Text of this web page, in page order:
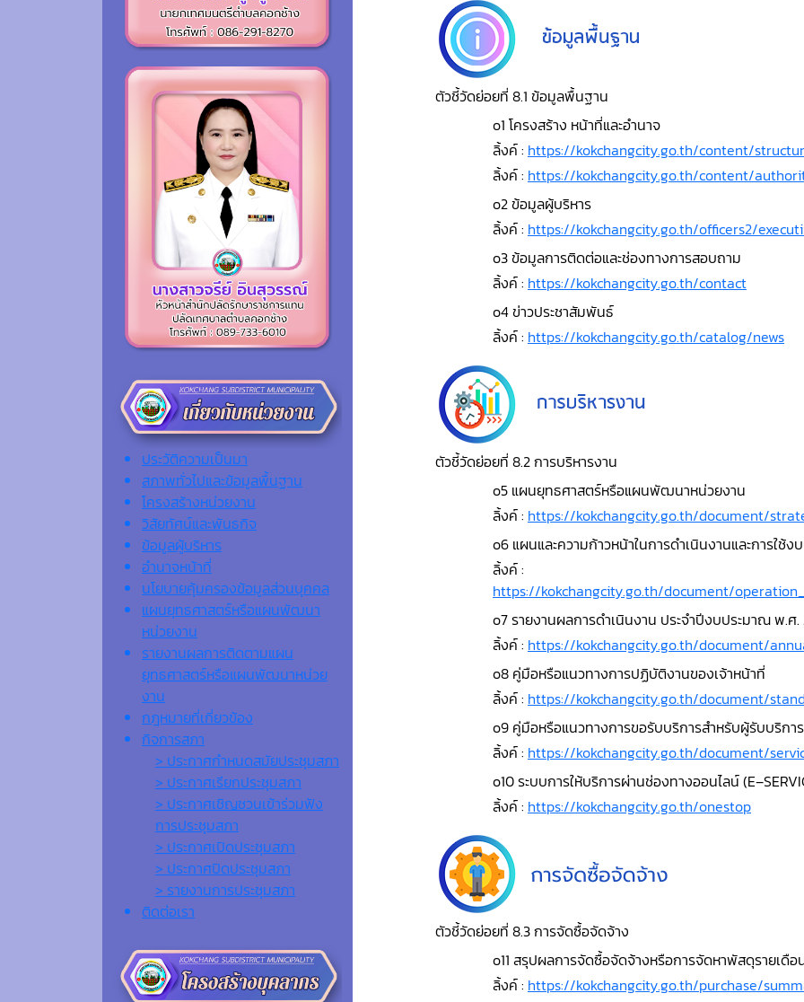
ประวัติความเป็นมา
สภาพทั่วไปและข้อมูลพื้นฐาน
โครงสร้างหน่วยงาน
วิสัยทัศน์และพันธกิจ
ข้อมูลผู้บริหาร
อำนาจหน้าที่
นโยบายคุ้มครองข้อมูลส่วนบุคคล
แผนยุทธศาสตร์หรือแผนพัฒนา
หน่วยงาน
รายงานผลการติดตามแผน
ยุทธศาสตร์หรือแผนพัฒนาหน่วย
งาน
กฎหมายที่เกี่ยวข้อง
กิจการสภา
> ประกาศกำหนดสมัยประชุมสภา
> ประกาศเรียกประชุมสภา
> ประกาศเชิญชวนเข้าร่วมฟัง
การประชุมสภา
> ประกาศเปิดประชุมสภา
> ประกาศปิดประชุมสภา
> รายงานการประชุมสภา
ติดต่อเรา
ตัวชี้วัดย่อยที่ 8.1 ข้อมูลพื้นฐาน
o1 โครงสร้าง หน้าที่และอำนาจ
ลิ้งค์ : https://kokchangcity.go.th/content/
ลิ้งค์ : https://kokchangcity.go.th/content/
o2 ข้อมูลผู้บริหาร
ลิ้งค์ : https://kokchangcity.go.th/officers2/
o3 ข้อมูลการติดต่อและช่องทางการสอบถาม
ลิ้งค์ : https://kokchangcity.go.th/contact
o4 ข่าวประชาสัมพันธ์
ลิ้งค์ : https://kokchangcity.go.th/catalog/news
ตัวชี้วัดย่อยที่ 8.2 การบริหารงาน
o5 แผนยุทธศาสตร์หรือแผนพัฒนาหน่วยงาน
ลิ้งค์ : https://kokchangcity.go.th/document/
o6 แผนและความก้าวหน้าในการดำเนินงานและการใ
ลิ้งค์ :
https://kokchangcity.go.th/document/
o7 รายงานผลการดำเนินงาน ประจำปีงบประมาณ พ.ศ.
ลิ้งค์ : https://kokchangcity.go.th/document/
o8 คู่มือหรือแนวทางการปฏิบัติงานของเจ้าหน้าที่
ลิ้งค์ : https://kokchangcity.go.th/document/
o9 คู่มือหรือแนวทางการขอรับบริการสำหรับผู้รับบริก
ลิ้งค์ : https://kokchangcity.go.th/document/
o10 ระบบการให้บริการผ่านช่องทางออนไลน์
ลิ้งค์ : https://kokchangcity.go.th/onestop
ตัวชี้วัดย่อยที่ 8.3 การจัดซื้อจัดจ้าง
o11 สรุปผลการจัดซื้อจัดจ้างหรือการจัดหาพัสดุรายเดื
ลิ้งค์ : https://kokchangcity.go.th/purchase/